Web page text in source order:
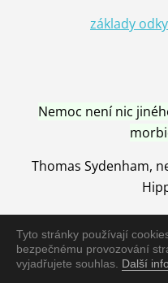
Tyto stránky používají
bezpečnému provozování
vyjadřujete souhlas. Další
základy
Nemoc není nic
Thomas Sydenham,
Nemoc je vyléčena jen